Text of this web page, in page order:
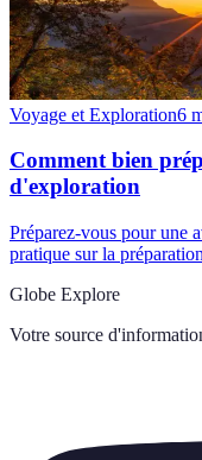
Voyage et Exploration6
Comment bien
d'exploration
Préparez-vous pour une
pratique sur la
Globe Explore
Votre source